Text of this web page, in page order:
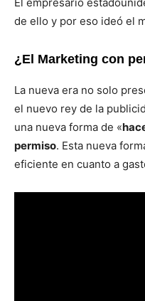
de ello y por eso ideó el
¿El Marketing con
La nueva era no solo
el nuevo rey de la
una nueva forma de «
permiso. Esta nueva
eficiente en cuanto a